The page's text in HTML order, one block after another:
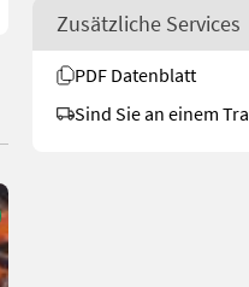
Zusätzliche Services
PDF Datenblatt
Sind Sie an einem